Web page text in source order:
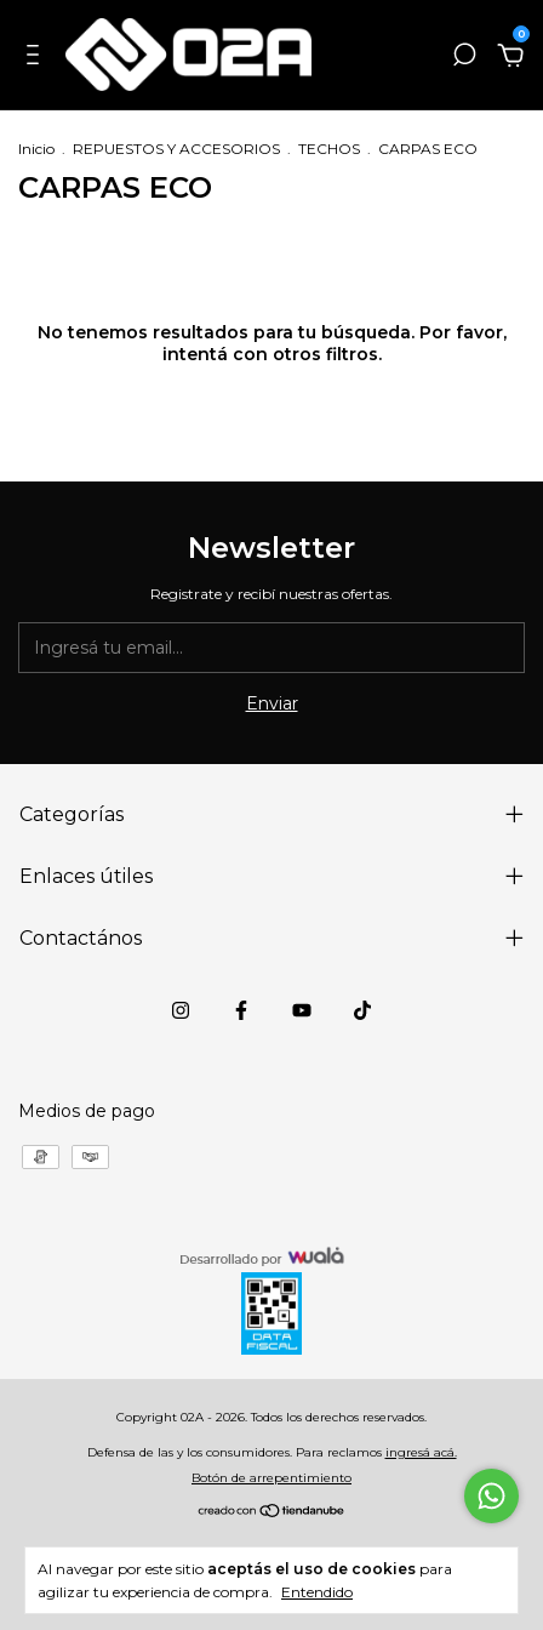
0
Al navegar por este sitio aceptás el uso de cookies para
agilizar tu experiencia de compra. Entendido
Inicio . REPUESTOS Y ACCESORIOS . TECHOS . CARPAS ECO
CARPAS ECO
No tenemos resultados para tu búsqueda. Por favor,
intentá con otros filtros.
Newsletter
Registrate y recibí nuestras ofertas.
Categorías
Enlaces útiles
Contactános
Medios de pago
Copyright 02A - 2026. Todos los derechos reservados.
Defensa de las y los consumidores. Para reclamos ingresá acá.
Botón de arrepentimiento